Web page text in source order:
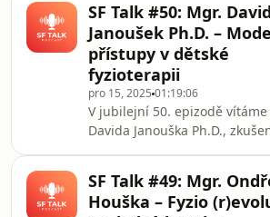
problematiku
temporomandibulárního
(TMK). S moderátorem
Nedomou se pouští do
často zjednodušovaného
dysfunkcí čelistního kloubu z
mezioborové
Šedý otevřeně popisuje svou
cestu od všeobecné medi
SF Talk #50: Mgr. David
Janoušek Ph.D. –
přístupy v dětské
fyzioterapii
pro 15, 2025 01:19:06
V jubilejní 50. epizodě vítáme
Davida Janouška Ph.D.,
praxí. David, absolvent
pražských studií, provozuje
SF Talk #49: Mgr.
Houška – Fyzio